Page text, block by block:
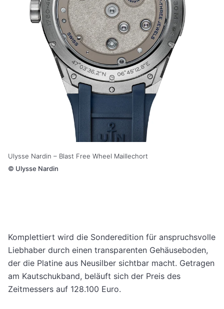
Ulysse Nardin – Blast Free Wheel Maillechort
© Ulysse Nardin
Komplettiert wird die Sonderedition für anspruchsvolle
Liebhaber durch einen transparenten Gehäuseboden,
der die Platine aus Neusilber sichtbar macht. Getragen
am Kautschukband, beläuft sich der Preis des
Zeitmessers auf 128.100 Euro.